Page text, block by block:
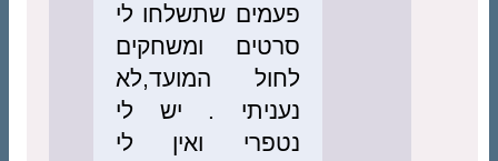
פעמים שתשלחו לי
סרטים ומשחקים
לחול המועד,לא
נעניתי . יש לי
נטפרי ואין לי